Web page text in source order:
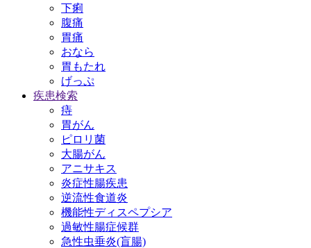
下痢
腹痛
胃痛
おなら
胃もたれ
げっぷ
疾患検索
痔
胃がん
ピロリ菌
大腸がん
アニサキス
炎症性腸疾患
逆流性食道炎
機能性ディスペプシア
過敏性腸症候群
急性虫垂炎(盲腸)